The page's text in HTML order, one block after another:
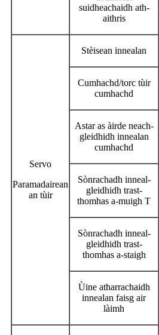
suidheachaidh ath-
aithris
Servo
Paramadairean
an tùir
Stèisean innealan
Cumhachd/torc tùir
cumhachd
Astar as àirde neach-
gleidhidh innealan
cumhachd
Sònrachadh inneal-
gleidhidh trast-
thomhas a-muigh T
Sònrachadh inneal-
gleidhidh trast-
thomhas a-staigh
Ùine atharrachaidh
innealan faisg air
làimh